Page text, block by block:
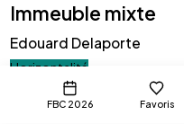
FBC 2026 Favoris
Immeuble mixte
Edouard Delaporte
Horizontalité
Bande horizontale
Moucharabieh
Brise-soleil